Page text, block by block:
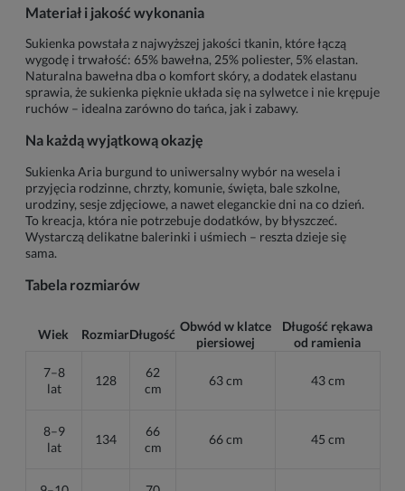
Materiał i jakość wykonania
Sukienka powstała z najwyższej jakości tkanin, które łączą
wygodę i trwałość: 65% bawełna, 25% poliester, 5% elastan.
Naturalna bawełna dba o komfort skóry, a dodatek elastanu
sprawia, że sukienka pięknie układa się na sylwetce i nie krępuje
ruchów – idealna zarówno do tańca, jak i zabawy.
Na każdą wyjątkową okazję
Sukienka Aria burgund to uniwersalny wybór na wesela i
przyjęcia rodzinne, chrzty, komunie, święta, bale szkolne,
urodziny, sesje zdjęciowe, a nawet eleganckie dni na co dzień.
To kreacja, która nie potrzebuje dodatków, by błyszczeć.
Wystarczą delikatne balerinki i uśmiech – reszta dzieje się
sama.
Tabela rozmiarów
Wiek RozmiarDługość
Obwód w klatce
piersiowej
Długość rękawa
od ramienia
7–8
lat
128
62
cm
63 cm 43 cm
8–9
lat
134
66
cm
66 cm 45 cm